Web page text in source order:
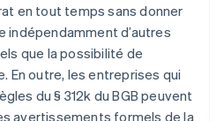
en tout temps sans donner
indépendamment d’autres
que la possibilité de
En outre, les entreprises qui
du § 312k du BGB peuvent
avertissements formels de la